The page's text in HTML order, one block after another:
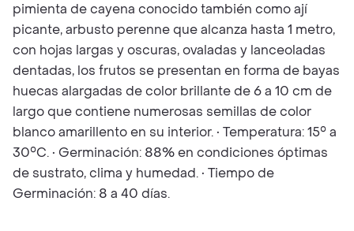
pimienta de cayena conocido también como ají
picante, arbusto perenne que alcanza hasta 1 metro,
con hojas largas y oscuras, ovaladas y lanceoladas
dentadas, los frutos se presentan en forma de bayas
huecas alargadas de color brillante de 6 a 10 cm de
largo que contiene numerosas semillas de color
blanco amarillento en su interior. • Temperatura: 15° a
30°C. • Germinación: 88% en condiciones óptimas
de sustrato, clima y humedad. • Tiempo de
Germinación: 8 a 40 días.